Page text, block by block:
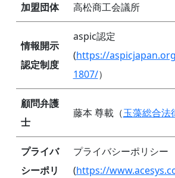
加盟団体 高松商工会議所
情報開示
認定制度
aspic認定
(https://
1807/）
顧問弁護
士
藤本 尊載（玉藻総合法
プライバ
シーポリ
プライバシーポリシー
(https://